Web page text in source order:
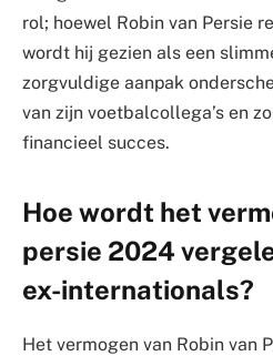
rol; hoewel Robin van Persie
wordt hij gezien als een
zorgvuldige aanpak
van zijn voetbalcollega’s en
financieel succes.
Hoe wordt het
persie 2024
ex-internationals?
Het vermogen van Robin van